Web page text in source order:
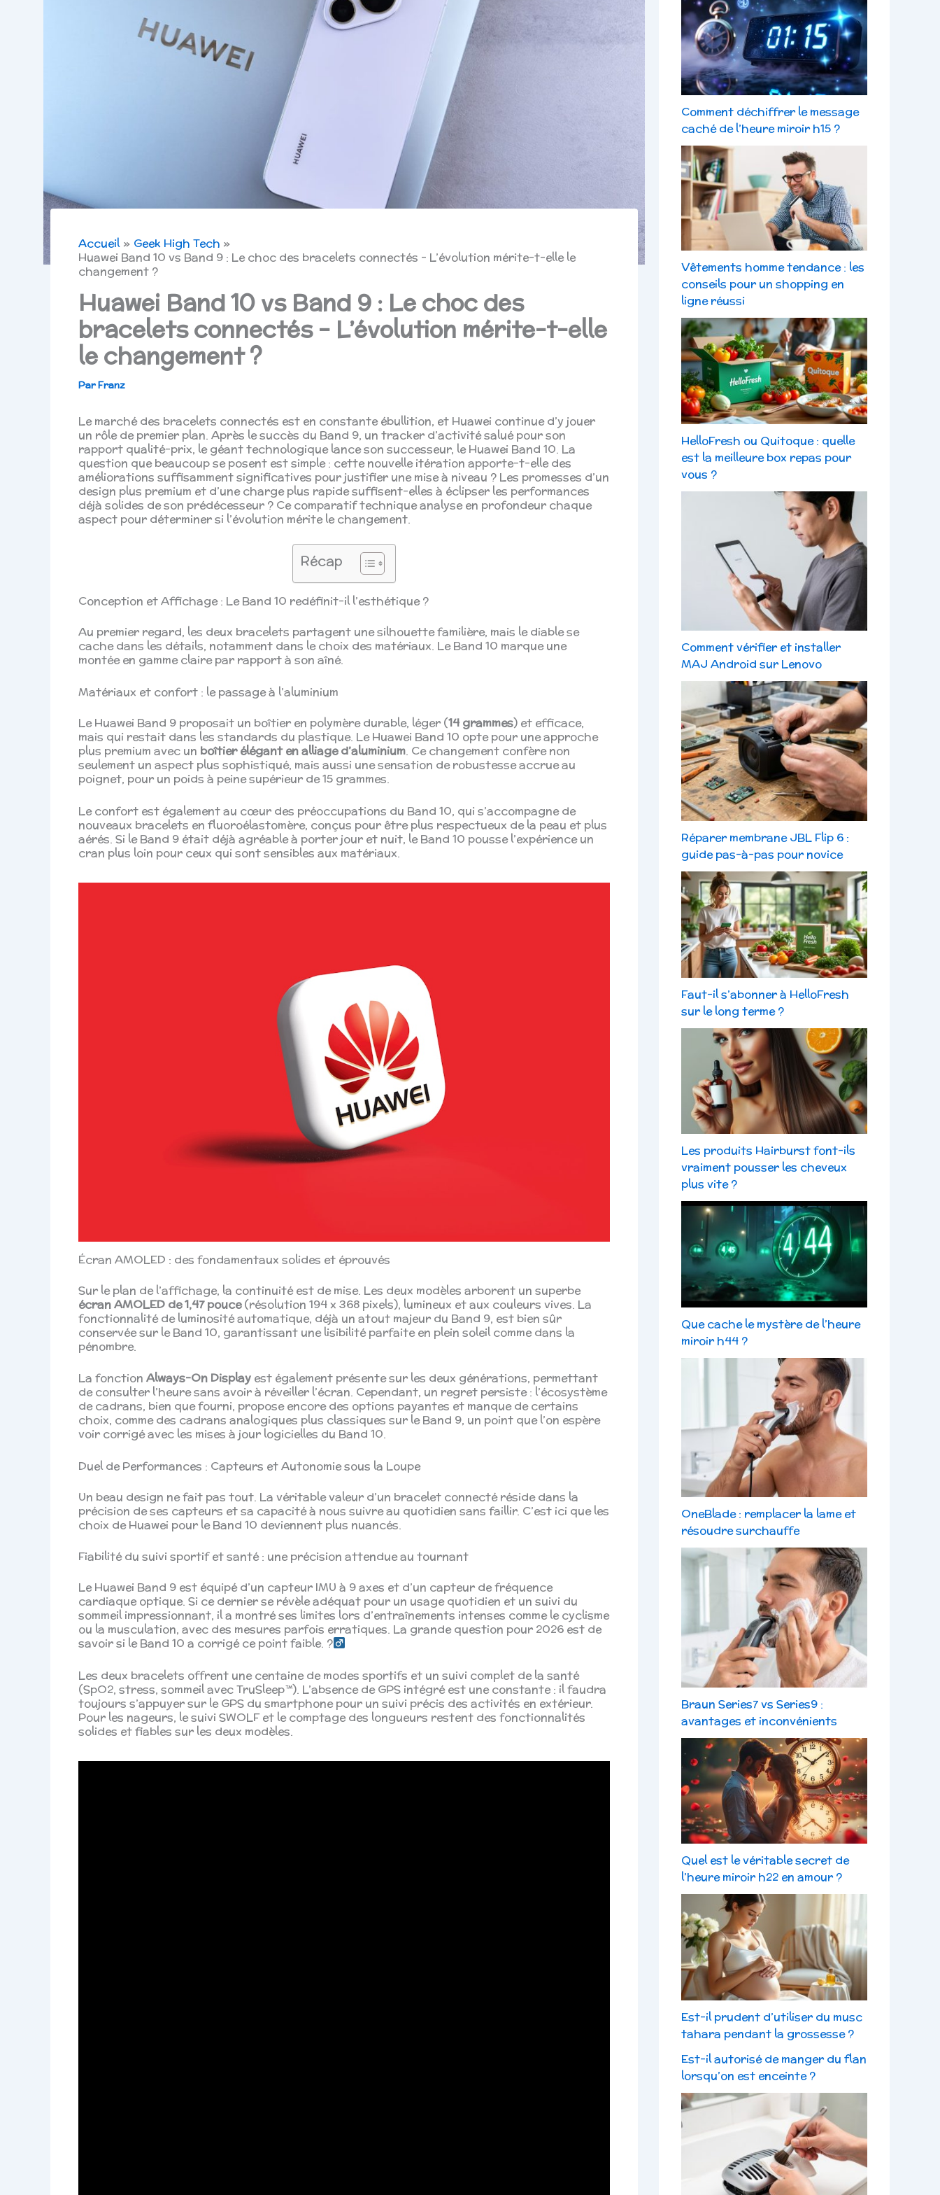
Accueil
Geek High Tech
Huawei Band 10 vs Band 9 : Le choc des bracelets connectés – L’évolution mérite-t-elle le
changement ?
Huawei Band 10 vs Band 9 : Le choc des
bracelets connectés – L’évolution mérite-t-elle
le changement ?
ParFranz
Le marché des bracelets connectés est en constante ébullition, et Huawei continue d’y jouer
un rôle de premier plan. Après le succès du Band 9, un tracker d’activité salué pour son
rapport qualité-prix, le géant technologique lance son successeur, le Huawei Band 10. La
question que beaucoup se posent est simple : cette nouvelle itération apporte-t-elle des
améliorations suffisamment significatives pour justifier une mise à niveau ? Les promesses d’un
design plus premium et d’une charge plus rapide suffisent-elles à éclipser les performances
déjà solides de son prédécesseur ? Ce comparatif technique analyse en profondeur chaque
aspect pour déterminer si l’évolution mérite le changement.
Récap
Conception et Affichage : Le Band 10 redéfinit-il l’esthétique ?
Au premier regard, les deux bracelets partagent une silhouette familière, mais le diable se
cache dans les détails, notamment dans le choix des matériaux. Le Band 10 marque une
montée en gamme claire par rapport à son aîné.
Matériaux et confort : le passage à l’aluminium
Le Huawei Band 9 proposait un boîtier en polymère durable, léger (14 grammes) et efficace,
mais qui restait dans les standards du plastique. Le Huawei Band 10 opte pour une approche
plus premium avec un boîtier élégant en alliage d’aluminium. Ce changement confère non
seulement un aspect plus sophistiqué, mais aussi une sensation de robustesse accrue au
poignet, pour un poids à peine supérieur de 15 grammes.
Le confort est également au cœur des préoccupations du Band 10, qui s’accompagne de
nouveaux bracelets en fluoroélastomère, conçus pour être plus respectueux de la peau et plus
aérés. Si le Band 9 était déjà agréable à porter jour et nuit, le Band 10 pousse l’expérience un
cran plus loin pour ceux qui sont sensibles aux matériaux.
Écran AMOLED : des fondamentaux solides et éprouvés
Sur le plan de l’affichage, la continuité est de mise. Les deux modèles arborent un superbe
écran AMOLED de 1,47 pouce(résolution 194 x 368 pixels), lumineux et aux couleurs vives. La
fonctionnalité de luminosité automatique, déjà un atout majeur du Band 9, est bien sûr
conservée sur le Band 10, garantissant une lisibilité parfaite en plein soleil comme dans la
pénombre.
La fonction Always-On Display est également présente sur les deux générations, permettant
de consulter l’heure sans avoir à réveiller l’écran. Cependant, un regret persiste : l’écosystème
de cadrans, bien que fourni, propose encore des options payantes et manque de certains
choix, comme des cadrans analogiques plus classiques sur le Band 9, un point que l’on espère
voir corrigé avec les mises à jour logicielles du Band 10.
Duel de Performances : Capteurs et Autonomie sous la Loupe
Un beau design ne fait pas tout. La véritable valeur d’un bracelet connecté réside dans la
précision de ses capteurs et sa capacité à nous suivre au quotidien sans faillir. C’est ici que les
choix de Huawei pour le Band 10 deviennent plus nuancés.
Fiabilité du suivi sportif et santé : une précision attendue au tournant
Le Huawei Band 9 est équipé d’un capteur IMU à 9 axes et d’un capteur de fréquence
cardiaque optique. Si ce dernier se révèle adéquat pour un usage quotidien et un suivi du
sommeil impressionnant, il a montré ses limites lors d’entraînements intenses comme le cyclisme
ou la musculation, avec des mesures parfois erratiques. La grande question pour 2026 est de
savoir si le Band 10 a corrigé ce point faible. ?
Les deux bracelets offrent une centaine de modes sportifs et un suivi complet de la santé
(SpO2, stress, sommeil avec TruSleep™). L’absence de GPS intégré est une constante : il faudra
toujours s’appuyer sur le GPS du smartphone pour un suivi précis des activités en extérieur.
Pour les nageurs, le suivi SWOLF et le comptage des longueurs restent des fonctionnalités
solides et fiables sur les deux modèles.
Comment déchiffrer le message
caché de l’heure miroir h15 ?
Vêtements homme tendance : les
conseils pour un shopping en
ligne réussi
HelloFresh ou Quitoque : quelle
est la meilleure box repas pour
vous ?
Comment vérifier et installer
MAJ Android sur Lenovo
Réparer membrane JBL Flip 6 :
guide pas-à-pas pour novice
Faut-il s’abonner à HelloFresh
sur le long terme ?
Les produits Hairburst font-ils
vraiment pousser les cheveux
plus vite ?
Que cache le mystère de l’heure
miroir h44 ?
OneBlade : remplacer la lame et
résoudre surchauffe
Braun Series7 vs Series9 :
avantages et inconvénients
Quel est le véritable secret de
l’heure miroir h22 en amour ?
Est-il prudent d’utiliser du musc
tahara pendant la grossesse ?
Est-il autorisé de manger du flan
lorsqu’on est enceinte ?